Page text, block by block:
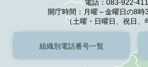
電話：083-922-
開庁時間：月曜～金曜日の8
（土曜・日曜日、祝日、
組織別電話番号一覧